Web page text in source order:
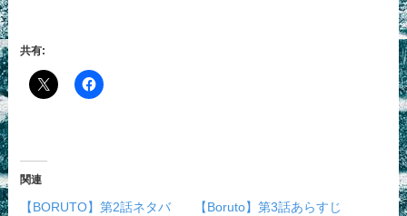
共有:
関連
【BORUTO】第2話ネタバ
【Boruto】第3話あらすじ